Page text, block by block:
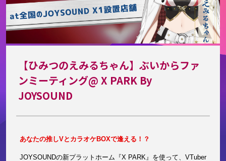
【ひみつのえみるちゃん】ぶいからファ
ンミーティング@ X PARK By
JOYSOUND
あなたの推しVとカラオケBOXで逢える！？
JOYSOUNDの新プラットホーム『X PARK』を使って、VTuber